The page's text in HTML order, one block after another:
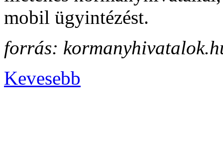
mobil ügyintézést.
forrás:
Kevesebb